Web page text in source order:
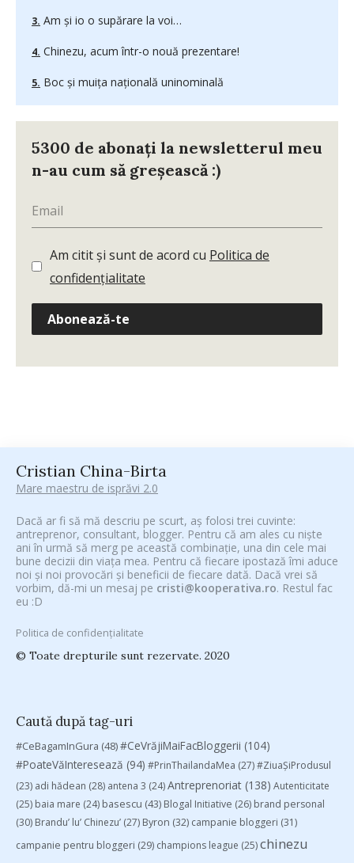
Am şi io o supărare la voi…
Chinezu, acum într-o nouă prezentare!
Boc şi muiţa naţională uninominală
5300 de abonați la newsletterul meu
n-au cum să greșească :)
Am citit și sunt de acord cu Politica de
confidențialitate
Abonează-te
Cristian China-Birta
Mare maestru de isprăvi 2.0
Dacă ar fi să mă descriu pe scurt, aș folosi trei cuvinte:
antreprenor, consultant, blogger. Pentru că am ales cu niște
ani în urmă să merg pe această combinație, una din cele mai
bune decizii din viața mea. Pentru că fiecare ipostază îmi aduce
noi și noi provocări și beneficii de fiecare dată. Dacă vrei să
vorbim, dă-mi un mesaj pe cristi@kooperativa.ro. Restul fac
eu :D
Politica de confidențialitate
© Toate drepturile sunt rezervate. 2020
Caută după tag-uri
#CeBagamInGura (48)#CeVrăjiMaiFacBloggerii (104)
#PoateVăInteresează (94) #PrinThailandaMea (27)#ZiuaȘiProdusul
(23) adi hădean (28) antena 3 (24)Antreprenoriat (138) Autenticitate
(25) baia mare (24) basescu (43) Blogal Initiative (26) brand personal
(30) Brandu’ lu’ Chinezu’ (27) Byron (32) campanie bloggeri (31)
campanie pentru bloggeri (29) champions league (25)chinezu